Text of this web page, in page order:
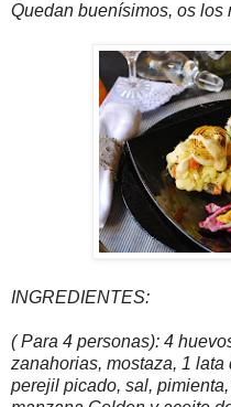
Quedan buenísimos, os los
INGREDIENTES:
( Para 4 personas): 4
zanahorias, mostaza, 1
perejil picado, sal,